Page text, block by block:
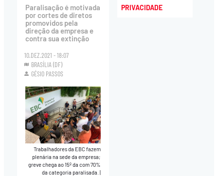
Paralisação é motivada
por cortes de diretos
promovidos pela
direção da empresa e
contra sua extinção
10.DEZ.2021 - 18:07
BRASÍLIA (DF)
GÉSIO PASSOS
Trabalhadores da EBC fazem
plenária na sede da empresa;
greve chega ao 15º da com 70%
da categoria paralisada.|
PRIVACIDADE